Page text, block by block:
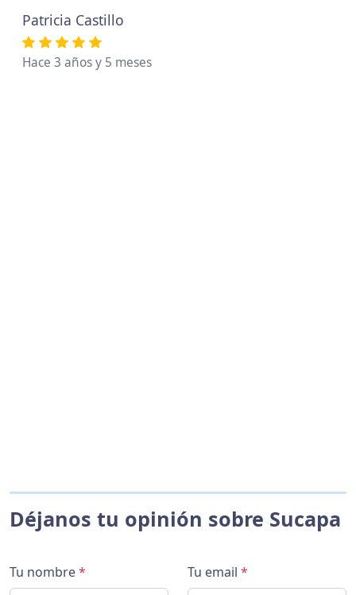
Patricia Castillo
Hace 3 años y 5 meses
Déjanos tu opinión sobre Sucapa
Tu nombre* Tu email *